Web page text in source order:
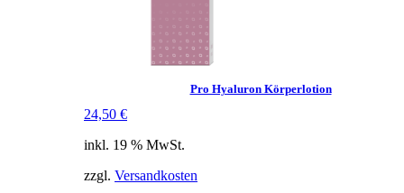
Pro Hyaluron Körperlotion
24,50 €
inkl. 19 % MwSt.
zzgl. Versandkosten